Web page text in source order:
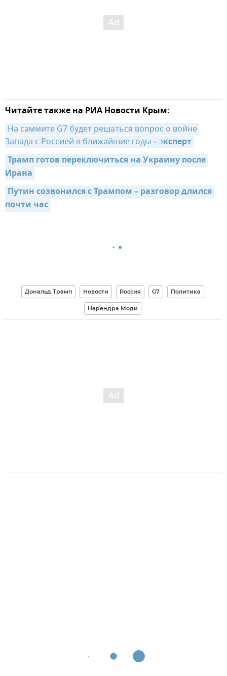
Читайте также на РИА Новости Крым:
На саммите G7 будет решаться вопрос о войне
Запада с Россией в ближайшие годы – эксперт
Трамп готов переключиться на Украину после
Ирана
Путин созвонился с Трампом – разговор длился
почти час
Дональд Трамп Новости Россия G7 Политика
Нарендра Моди